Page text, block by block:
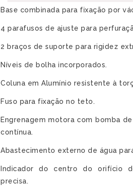
Base combinada para fixação por
4 parafusos de ajuste para
2 braços de suporte para rigidez
Níveis de bolha incorporados.
Coluna em Alumínio resistente à
Fuso para fixação no teto.
Engrenagem motora com bomba
contínua.
Abastecimento externo de água
Indicador do centro do orifício
precisa.